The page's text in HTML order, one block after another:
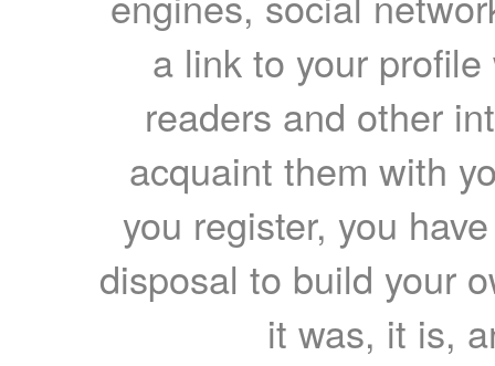
a link to your
readers and other
acquaint them with
you register, you
disposal to build your
it was, it is,